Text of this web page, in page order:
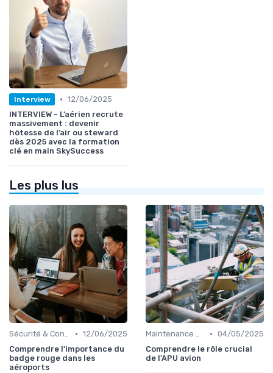
Interview • 12/06/2025
INTERVIEW - L’aérien recrute
massivement : devenir
hôtesse de l’air ou steward
dès 2025 avec la formation
clé en main SkySuccess
Les plus lus
Sécurité & Conformité • 12/06/2025
Comprendre l'importance du
badge rouge dans les
aéroports
Maintenance & Entretien • 04/05/2025
Comprendre le rôle crucial
de l'APU avion